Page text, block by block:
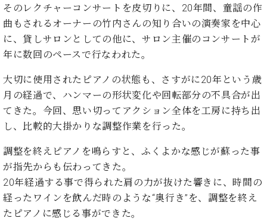
レ
ジ
デ
ス
C.
シ
タ
イ
ン
コ
ン
番
号
弾
く
前
に
ベ
ヒ
シ
イ
ン・
シ
ュ
ー
レ
ー
ン
コ
サ
ー
ト
ッ
ス
ン
イ
ベ
ン
ロ
ン・
調
方
ま
大
歓
ベヒ
シュ
タイ
シュ
ーレ
音楽
教室
会
社
案
お
合
せ
そのレクチャーコンサートを皮切りに、20年間、童謡の作
曲もされるオーナーの竹内さんの知り合いの演奏家を中心
に、貸しサロンとしての他に、サロン主催のコンサートが
年に数回のペースで行なわれた。
大切に使用されたピアノの状態も、さすがに20年という歳
月の経過で、ハンマーの形状変化や回転部分の不具合が出
てきた。今回、思い切ってアクション全体を工房に持ち出
し、比較的大掛かりな調整作業を行った。
調整を終えピアノを鳴らすと、ふくよかな感じが蘇った事
が指先からも伝わってきた。
20年経過する事で得られた肩の力が抜けた響きに、時間の
経ったワインを飲んだ時のような“奥行き”を、調整を終え
たピアノに感じる事ができた。